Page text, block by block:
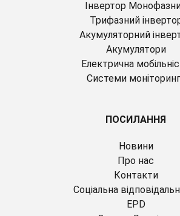
Інвертор
Трифазний
Акумуляторний
Акумулятори
Електрична
Системи
ПОСИЛАННЯ
Новини
Про нас
Контакти
Соціальна
EPD